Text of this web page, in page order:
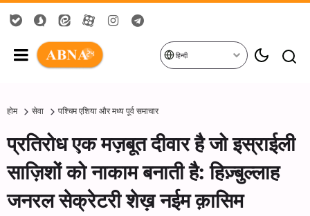
हिन्दी
होम सेवा पश्चिम एशिया और मध्य पूर्व समाचार
प्रतिरोध एक मज़बूत दीवार है जो इस्राईली
साज़िशों को नाकाम बनाती है: हिज़्बुल्लाह
जनरल सेक्रेटरी शेख़ नईम क़ासिम